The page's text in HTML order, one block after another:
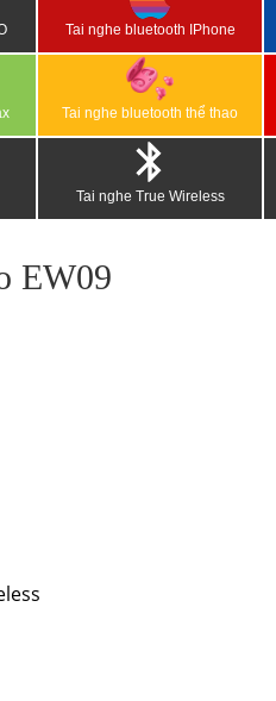
Tai nghe bluetooth IPhone
Tai nghe bluetooth thể thao
Tai nghe True Wireless
EW09